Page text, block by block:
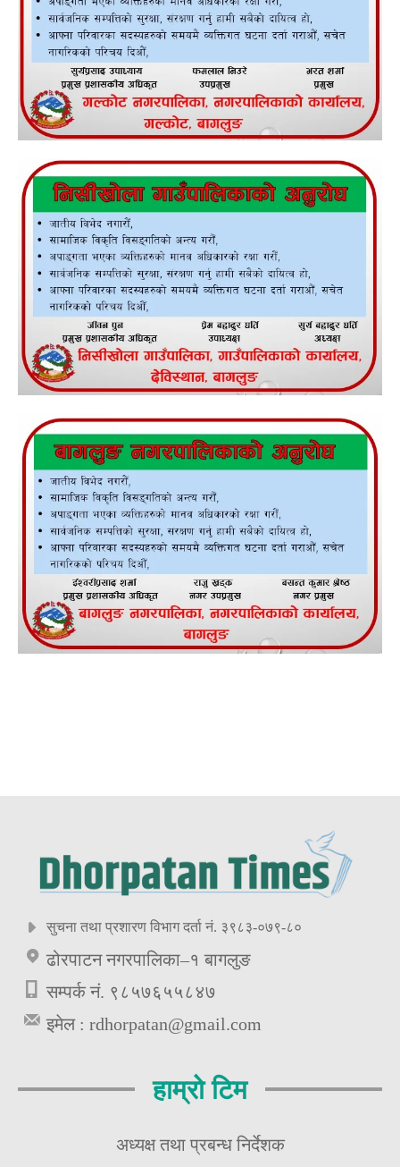
सुचना तथा प्रशारण विभाग दर्ता नं. ३९८३-०७९-८०
ढोरपाटन नगरपालिका–१ बागलुङ
सम्पर्क नं. ९८५७६५५८४७
इमेल : rdhorpatan@gmail.com
हाम्रो टिम
अध्यक्ष तथा प्रबन्ध निर्देशक